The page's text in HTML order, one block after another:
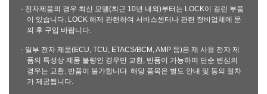
- 전자제품의 경우 최신 모델(최근 10년 내외)부터는 LOCK이 걸린 부품
이 있습니다. LOCK 해제 관련하여 서비스센터나 관련 정비업체에 문
의 후 구입 바랍니다.
- 일부 전자 제품(ECU, TCU, ETACS/BCM, AMP 등)은 재 사용 전자 제
품의 특성상 제품 불량인 경우만 교환, 반품이 가능하며 단순 변심의
경우는 교환, 반품이 불가합니다. 해당 품목은 별도 안내 및 동의 절차
가 제공됩니다.